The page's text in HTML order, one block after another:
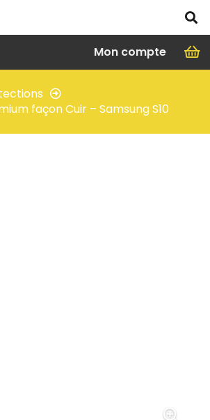
Mon compte
façon Cuir – Samsung S10